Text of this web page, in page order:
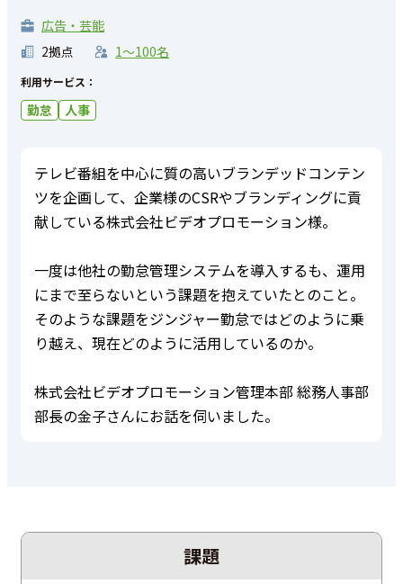
広告・芸能
2拠点
1〜100名
利用サービス：
勤怠 人事
テレビ番組を中心に質の高いブランデッドコンテン
ツを企画して、企業様のCSRやブランディングに貢
献している株式会社ビデオプロモーション様。
一度は他社の勤怠管理システムを導入するも、運用
にまで至らないという課題を抱えていたとのこと。
そのような課題をジンジャー勤怠ではどのように乗
り越え、現在どのように活用しているのか。
株式会社ビデオプロモーション管理本部 総務人事部
部長の金子さんにお話を伺いました。
課題